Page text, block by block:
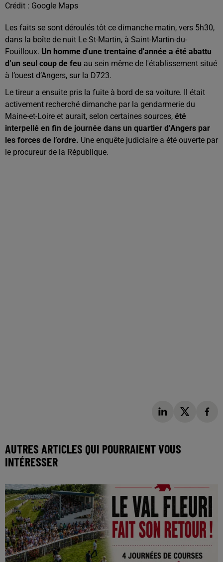
Crédit : Google Maps
Les faits se sont déroulés tôt ce dimanche matin, vers 5h30,
dans la boîte de nuit Le St-Martin, à Saint-Martin-du-
Fouilloux. Un homme d'une trentaine d'année a été abattu
d’un seul coup de feu au sein même de l'établissement situé
à l’ouest d’Angers, sur la D723.
Le tireur a ensuite pris la fuite à bord de sa voiture. Il était
activement recherché dimanche par la gendarmerie du
Maine-et-Loire et aurait, selon certaines sources, été
interpellé en fin de journée dans un quartier d’Angers par
les forces de l’ordre. Une enquête judiciaire a été ouverte par
le procureur de la République.
AUTRES ARTICLES QUI POURRAIENT VOUS
INTÉRESSER